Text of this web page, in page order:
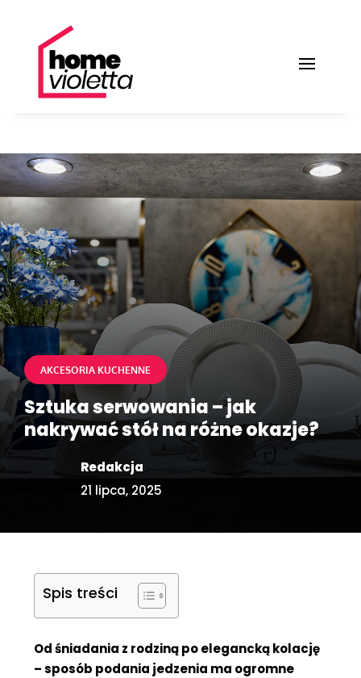
AKCESORIA KUCHENNE
Sztuka serwowania – jak
nakrywać stół na różne okazje?
Redakcja
21 lipca, 2025
Spis treści
Od śniadania z rodziną po elegancką kolację
– sposób podania jedzenia ma ogromne